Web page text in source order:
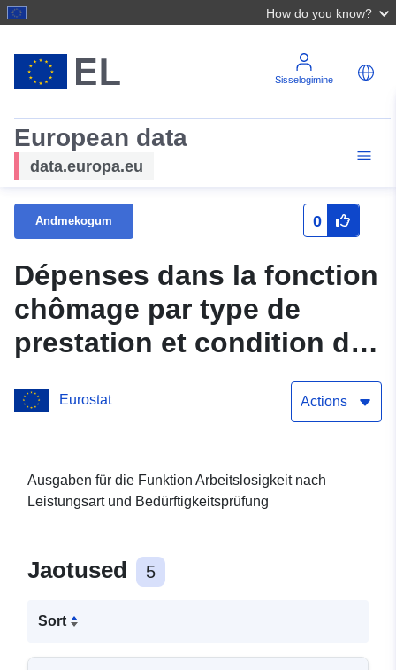
How do you know?
Sisselogimine
European data
data.europa.eu
Andmekogum 0
Dépenses dans la fonction
chômage par type de
prestation et condition de
Eurostat Actions
Ausgaben für die Funktion Arbeitslosigkeit nach
Leistungsart und Bedürftigkeitsprüfung
Jaotused 5
Sort